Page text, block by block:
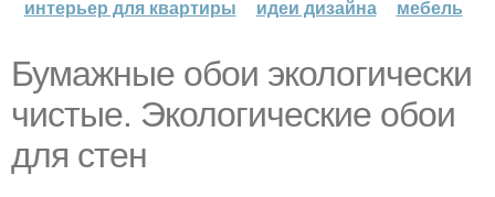
интерьер для квартиры
идеи дизайна мебель
Бумажные обои экологически
чистые. Экологические обои
для стен